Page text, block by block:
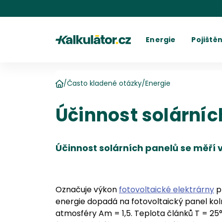
Kalkulátor.cz Energie
Kalkulačka elektřiny
Povinné
Domů
/Často kladené otázky/Energie
Účinnost
Účinnost solárních panelů se měří
Označuje výkon fotovoltaické elektrárny
energie dopadá na fotovoltaický panel
atmosféry Am = 1,5. Teplota článků T =